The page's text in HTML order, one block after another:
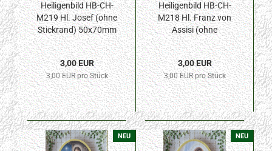
Heiligenbild HB-CH-
M219 Hl. Josef (ohne
Stickrand) 50x70mm
3,00 EUR
3,00 EUR pro Stück
Heiligenbild HB-CH-
M218 Hl. Franz von
Assisi (ohne
Stickrand) 50x70mm
3,00 EUR
3,00 EUR pro Stück
NEU NEU